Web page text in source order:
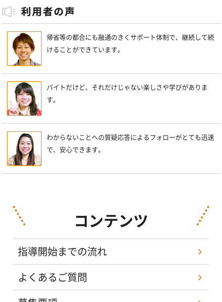
帰省等の都合にも融通のきくサポート体制で、継続して続
けることができています。
バイトだけど、それだけじゃない楽しさや学びがありま
す。
わからないことへの質疑応答によるフォローがとても迅速
で、安心できます。
コンテンツ
指導開始までの流れ
よくあるご質問